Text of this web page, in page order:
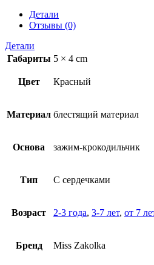
Детали
Отзывы (0)
Детали
Габариты 5 × 4 cm
Цвет Красный
Материал блестящий материал
Основа зажим-крокодильчик
Тип С сердечками
Возраст 2-3 года, 3-7 лет, от 7
Бренд Miss Zakolka